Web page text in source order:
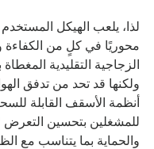
لذا، يلعب الهيكل
محوريًا في كلٍ من الكفاءة
الزجاجية التقليدية
ولكنها قد تحد من تدفق
أنظمة الأسقف القابلة
للمشغلين بتحسين
والحماية بما يتناسب مع